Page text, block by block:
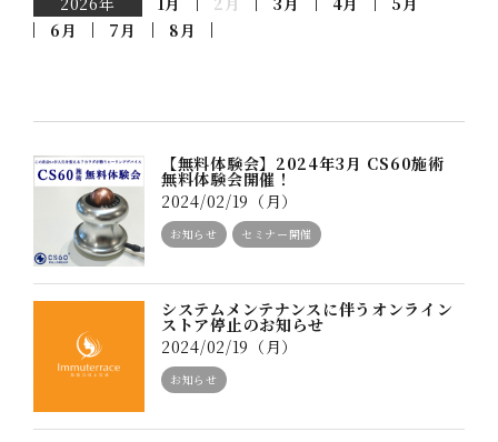
6月
7月 8月
【無料体験会】2024年3月 CS60施術
無料体験会開催！
2024/02/19（月）
お知らせ セミナー開催
システムメンテナンスに伴うオンライン
ストア停止のお知らせ
2024/02/19（月）
お知らせ